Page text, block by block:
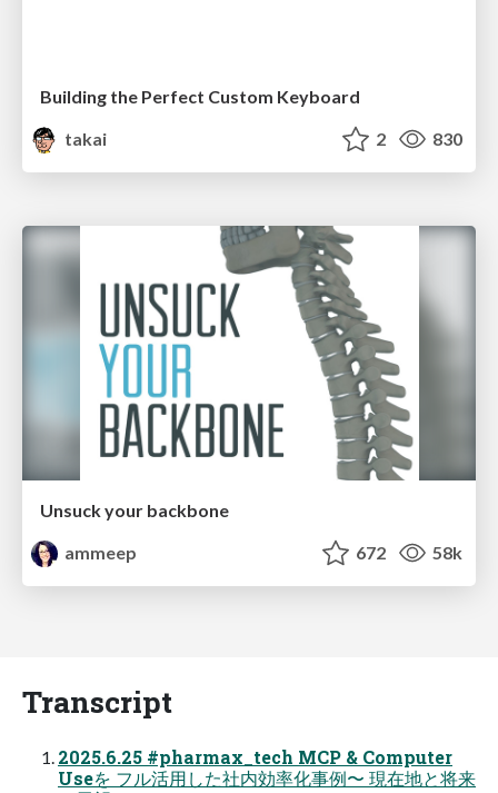
Building the Perfect Custom Keyboard
takai
2 830
Unsuck your backbone
ammeep
672 58k
Transcript
2025.6.25 #pharmax_tech MCP & Computer
Useを フル活用した社内効率化事例〜 現在地と将来